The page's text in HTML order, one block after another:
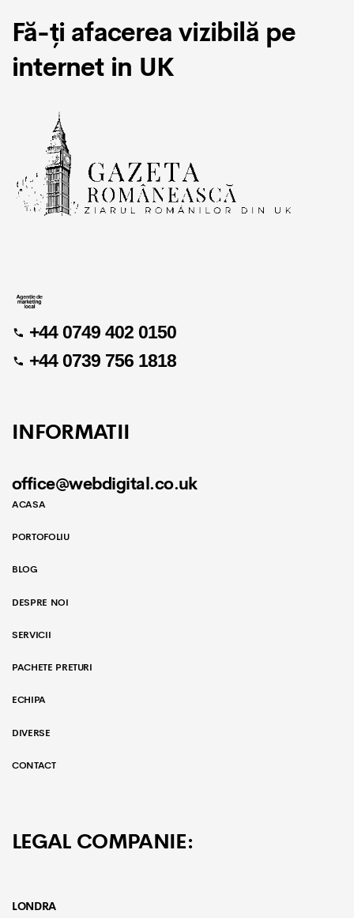
Fă-ți afacerea vizibilă pe
internet in UK
+44 0749 402 0150
+44 0739 756 1818
INFORMATII
office@webdigital.co.uk
ACASA
PORTOFOLIU
BLOG
DESPRE NOI
SERVICII
PACHETE PRETURI
ECHIPA
DIVERSE
CONTACT
LEGAL COMPANIE:
LONDRA